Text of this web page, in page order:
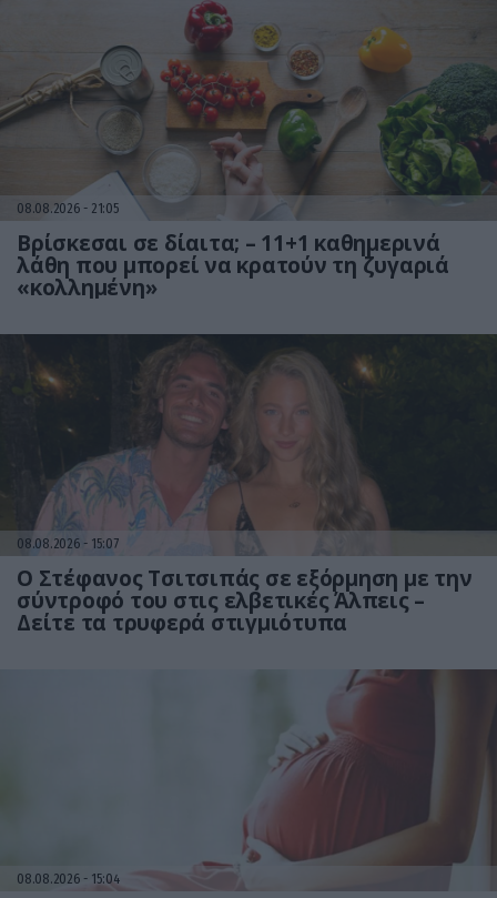
08.08.2026 21:05
Βρίσκεσαι σε δίαιτα; – 11+1 καθημερινά
λάθη που μπορεί να κρατούν τη ζυγαριά
«κολλημένη»
08.08.2026 15:07
Ο Στέφανος Τσιτσιπάς σε εξόρμηση με την
σύντροφό του στις ελβετικές Άλπεις –
Δείτε τα τρυφερά στιγμιότυπα
08.08.2026 15:04